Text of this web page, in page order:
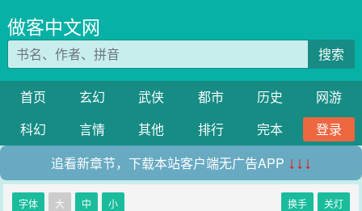
做客中文网
搜索
首页 玄幻 武侠 都市 历史
网游
科幻
言情 其他 排行 完本
登录
追看新章节，下载本站客户端无广告APP ↓↓↓
字体 大 中 小 换手 关灯